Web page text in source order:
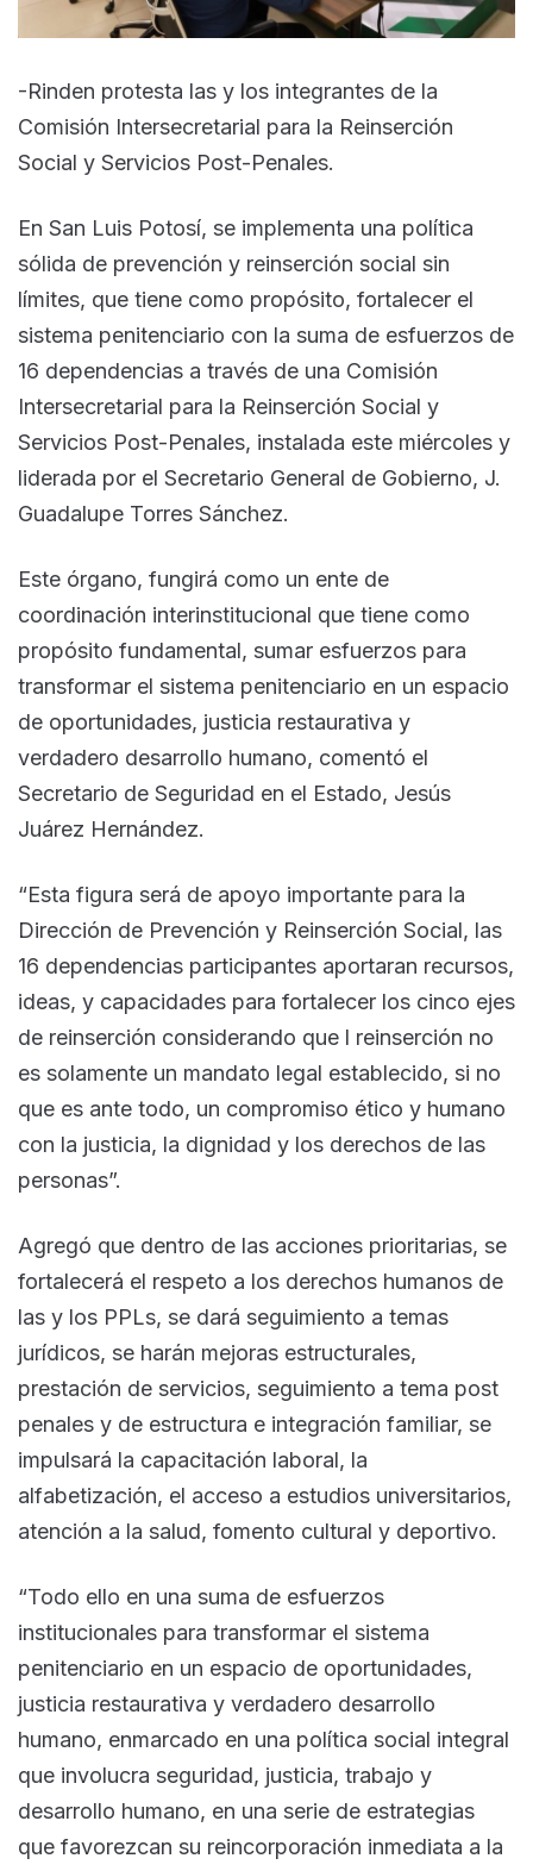
-Rinden protesta las y los integrantes de la
Comisión Intersecretarial para la Reinserción
Social y Servicios Post-Penales.
En San Luis Potosí, se implementa una política
sólida de prevención y reinserción social sin
límites, que tiene como propósito, fortalecer el
sistema penitenciario con la suma de esfuerzos de
16 dependencias a través de una Comisión
Intersecretarial para la Reinserción Social y
Servicios Post-Penales, instalada este miércoles y
liderada por el Secretario General de Gobierno, J.
Guadalupe Torres Sánchez.
Este órgano, fungirá como un ente de
coordinación interinstitucional que tiene como
propósito fundamental, sumar esfuerzos para
transformar el sistema penitenciario en un espacio
de oportunidades, justicia restaurativa y
verdadero desarrollo humano, comentó el
Secretario de Seguridad en el Estado, Jesús
Juárez Hernández.
“Esta figura será de apoyo importante para la
Dirección de Prevención y Reinserción Social, las
16 dependencias participantes aportaran recursos,
ideas, y capacidades para fortalecer los cinco ejes
de reinserción considerando que l reinserción no
es solamente un mandato legal establecido, si no
que es ante todo, un compromiso ético y humano
con la justicia, la dignidad y los derechos de las
personas”.
Agregó que dentro de las acciones prioritarias, se
fortalecerá el respeto a los derechos humanos de
las y los PPLs, se dará seguimiento a temas
jurídicos, se harán mejoras estructurales,
prestación de servicios, seguimiento a tema post
penales y de estructura e integración familiar, se
impulsará la capacitación laboral, la
alfabetización, el acceso a estudios universitarios,
atención a la salud, fomento cultural y deportivo.
“Todo ello en una suma de esfuerzos
institucionales para transformar el sistema
penitenciario en un espacio de oportunidades,
justicia restaurativa y verdadero desarrollo
humano, enmarcado en una política social integral
que involucra seguridad, justicia, trabajo y
desarrollo humano, en una serie de estrategias
que favorezcan su reincorporación inmediata a la